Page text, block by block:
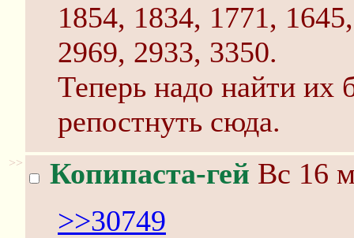
1854, 1834, 1771,
2969, 2933, 3350.
Теперь надо найти их
репостнуть сюда.
>> Копипаста-гей Вс 16
>>30749